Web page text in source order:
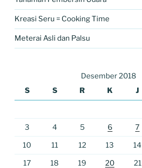
Kreasi Seru = Cooking Time
Meterai Asli dan Palsu
Desember 2018
S
S R K J
3 4 5 6 7
10 11 12 13 14
17 18 19 20 21